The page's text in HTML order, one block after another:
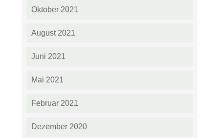
Oktober 2021
August 2021
Juni 2021
Mai 2021
Februar 2021
Dezember 2020